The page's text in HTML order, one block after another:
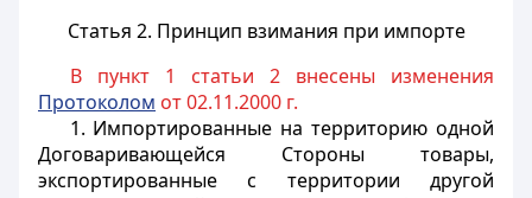
Статья 2. Принцип взимания при импорте
В пункт 1 статьи 2 внесены изменения
Протоколом от 02.11.2000 г.
1. Импортированные на территорию одной
Договаривающейся Стороны товары,
экспортированные с территории другой